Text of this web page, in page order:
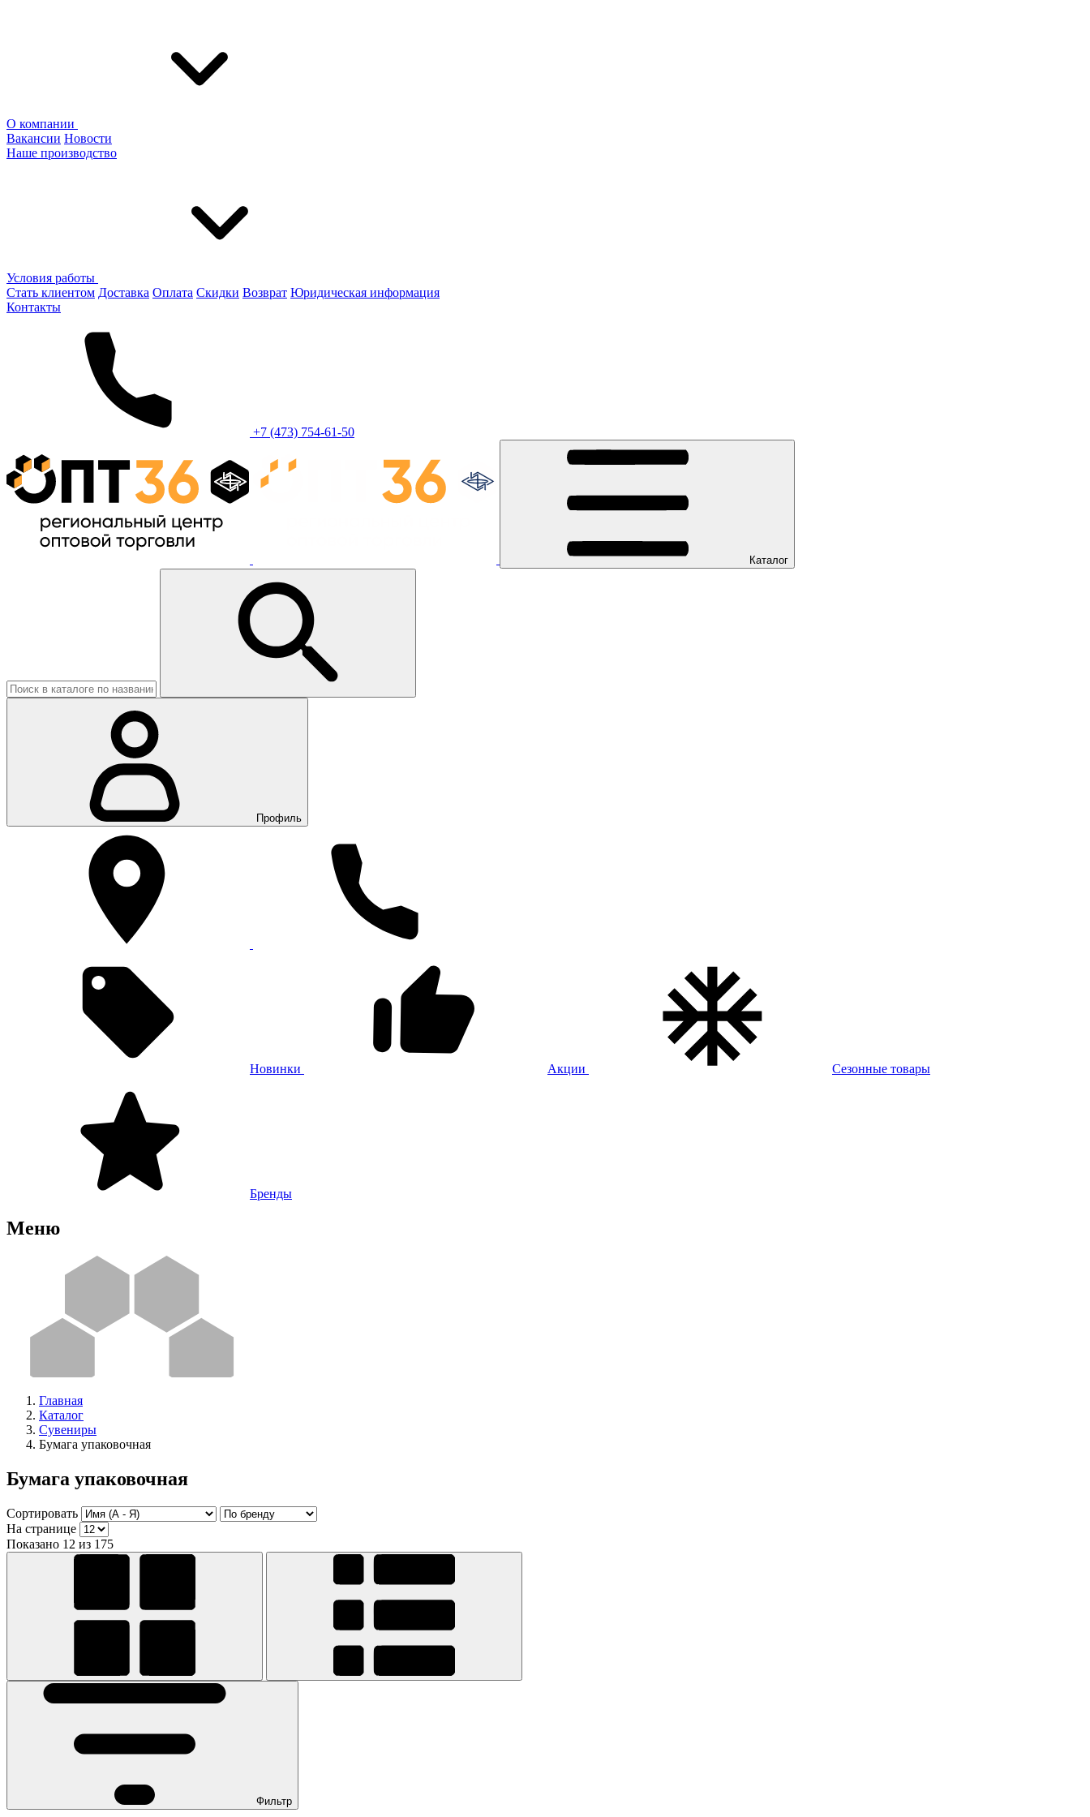
О компании
Вакансии Новости
Наше производство
Условия работы
Стать клиентом Доставка Оплата Скидки Возврат Юридическая информация
Контакты
+7 (473) 754-61-50
Каталог
Профиль
Новинки Акции Сезонные товары
Бренды
Меню
Главная
Каталог
Сувениры
Бумага упаковочная
Бумага упаковочная
Сортировать
На странице
Показано 12 из 175
Фильтр